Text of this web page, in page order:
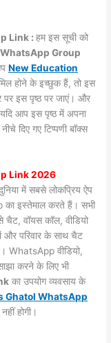
Link :हम इस सूची को
Group
New Education
होने के इच्छुक हैं, तो इस
पर इस पृष्ठ पर जाएं। और
आप इस पृष्ठ में अपना
दिए गए टिप्पणी बॉक्स
Link 2026
में सबसे लोकप्रिय ऐप
का इस्तेमाल करते हैं। सभी
चैट, वॉयस कॉल, वीडियो
और परिवार के साथ चैट
WhatsApp वीडियो,
करने के लिए भी
का उपयोग व्यवसाय के
Ghatol WhatsApp
होगी।